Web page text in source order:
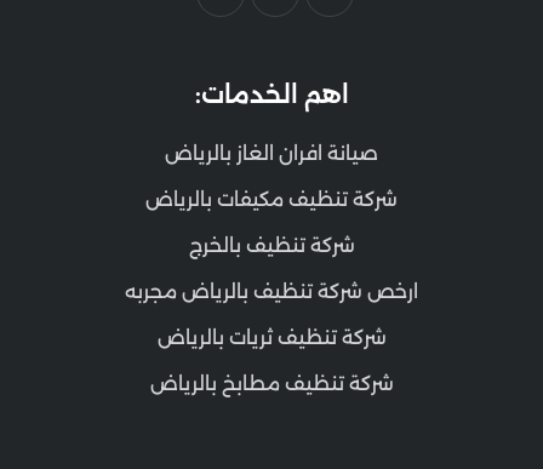
اهم الخدمات:
صيانة افران الغاز بالرياض
شركة تنظيف مكيفات بالرياض
شركة تنظيف بالخرج
ارخص شركة تنظيف بالرياض مجربه
شركة تنظيف ثريات بالرياض
شركة تنظيف مطابخ بالرياض